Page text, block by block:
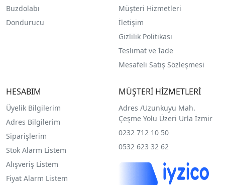
Buzdolabı
Dondurucu
Müşteri Hizmetleri
İletişim
Gizlilik Politikası
Teslimat ve İade
Mesafeli Satış Sözleşmesi
HESABIM
Üyelik Bilgilerim
Adres Bilgilerim
Siparişlerim
Stok Alarm Listem
Alışveriş Listem
Fiyat Alarm Listem
MÜŞTERİ HİZMETLERİ
Adres /Uzunkuyu Mah.
Çeşme Yolu Üzeri Urla İzmir
0232 712 10 50
0532 623 32 62